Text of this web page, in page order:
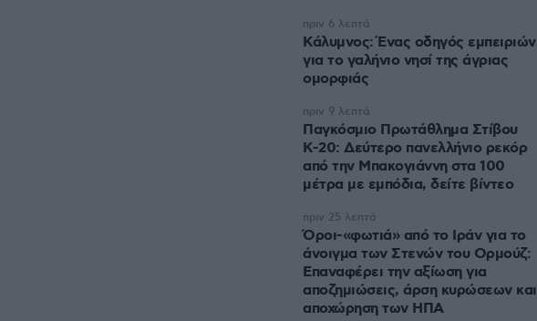
Κάλυμνος: Ένας οδηγός εμπειριών
για το γαλήνιο νησί της άγριας
ομορφιάς
πριν 6 λεπτά
Παγκόσμιο Πρωτάθλημα Στίβου
Κ-20: Δεύτερο πανελλήνιο ρεκόρ
από την Μπακογιάννη στα 100
μέτρα με εμπόδια, δείτε βίντεο
πριν 9 λεπτά
Όροι-«φωτιά» από το Ιράν για το
άνοιγμα των Στενών του Ορμούζ:
Επαναφέρει την αξίωση για
αποζημιώσεις, άρση κυρώσεων και
αποχώρηση των ΗΠΑ
πριν 25 λεπτά